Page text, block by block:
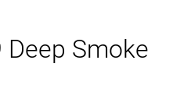
Deep Smoke